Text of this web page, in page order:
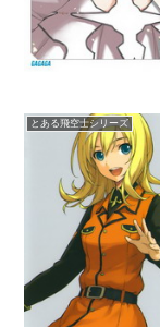
とある飛空士シリーズ